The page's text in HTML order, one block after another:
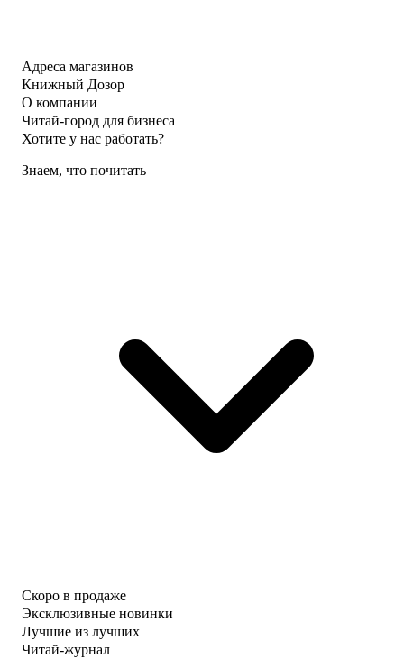
Адреса магазинов
Книжный Дозор
О компании
Читай-город для бизнеса
Хотите у нас работать?
Знаем, что почитать
Скоро в продаже
Эксклюзивные новинки
Лучшие из лучших
Читай-журнал